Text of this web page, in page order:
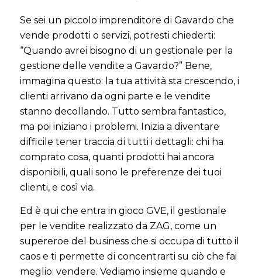
Se sei un piccolo imprenditore di Gavardo che
vende prodotti o servizi, potresti chiederti:
“Quando avrei bisogno di un gestionale per la
gestione delle vendite a Gavardo?” Bene,
immagina questo: la tua attività sta crescendo, i
clienti arrivano da ogni parte e le vendite
stanno decollando. Tutto sembra fantastico,
ma poi iniziano i problemi. Inizia a diventare
difficile tener traccia di tutti i dettagli: chi ha
comprato cosa, quanti prodotti hai ancora
disponibili, quali sono le preferenze dei tuoi
clienti, e così via.
Ed è qui che entra in gioco GVE, il gestionale
per le vendite realizzato da ZAG, come un
supereroe del business che si occupa di tutto il
caos e ti permette di concentrarti su ciò che fai
meglio: vendere. Vediamo insieme quando e